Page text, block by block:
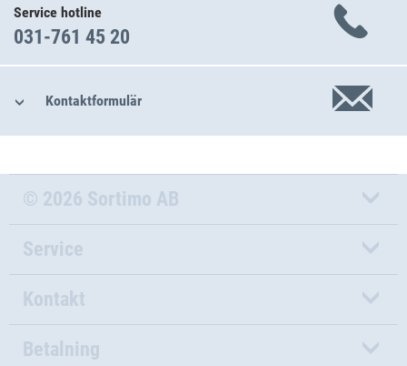
Service hotline
031-761 45 20
Kontaktformulär
© 2026 Sortimo AB
Service
Kontakt
Betalning